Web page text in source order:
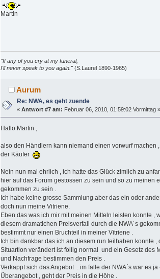
Martin
"If any of you cry at my funeral,
I'll never speak to you again."(S.Laurel 1890-1965)
Aurum
Re: NWA, es geht zuende
«Antwort #7 am: Februar 06, 2010, 01:59:02 Vormittag »
Hallo Martin ,
also den Händlern kann niemand einen vorwurf machen
der Käufer
Nein nun mal ehrlich , ich hatte das Glück zimlich zu
hier auf das Forum gestossen zu sein und so zu meinen
gekommen zu sein .
Ich habe keine grosse Sammlung aber das ein oder
doch nun meine Vitriene.
Eben das was ich mir mit meinen Mitteln leisten konnte ,
diesem dramatichen Preisverfall durch die NWA´s
bestimmt nur einen Bruchteil in meiner Vitriene .
Ich bin dankbar das ich an diesem run teilhaben konnte ,
Situartion verändert ist föllig normal und ein Gesetz des
und Nachfrage bestimmen den Preis .
Verkappt sich das Angebot . im falle der NWA´s war es
Überangebot , geht der Preis in die Höhe .